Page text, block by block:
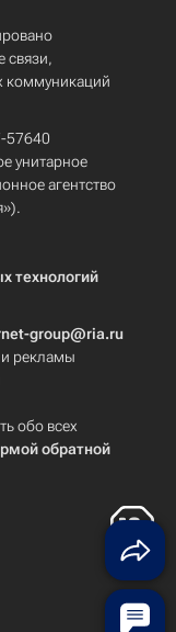
связи,
коммуникаций
57640
унитарное
агентство
технологий
group@ria.ru
рекламы
обо всех
обратной